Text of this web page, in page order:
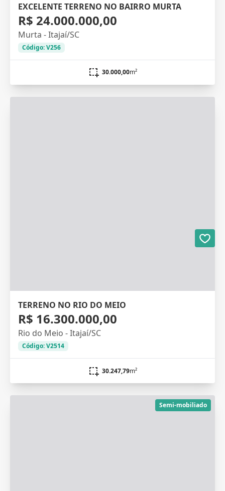
EXCELENTE TERRENO NO BAIRRO MURTA
R$ 24.000.000,00
Murta - Itajaí/SC
Código: V256
30.000,00m²
TERRENO NO RIO DO MEIO
R$ 16.300.000,00
Rio do Meio - Itajaí/SC
Código: V2514
30.247,79m²
Semi-mobiliado